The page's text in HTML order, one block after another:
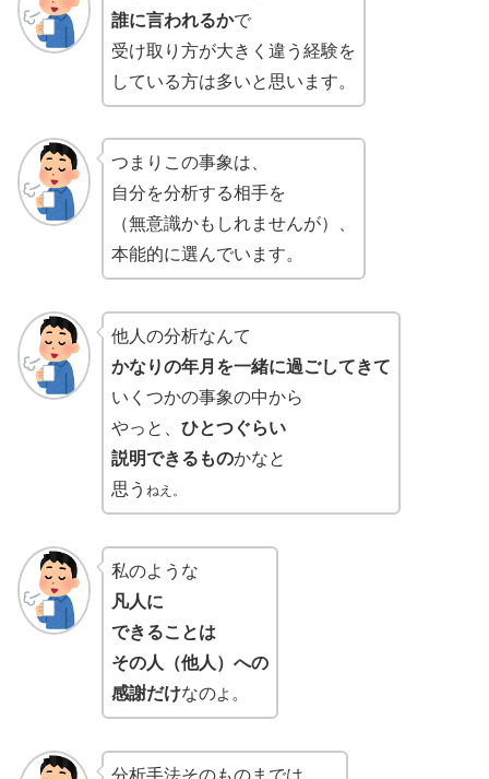
誰に言われるかで
受け取り方が大きく違う経験を
している方は多いと思います。
つまりこの事象は、
自分を分析する相手を
（無意識かもしれませんが）、
本能的に選んでいます。
他人の分析なんて
かなりの年月を一緒に過ごしてきて
いくつかの事象の中から
やっと、 ひとつぐらい
説明できるものかなと
思う ねえ。
私のような
凡人に
できることは
その人（他人）への
感謝だけなのよ 。
分析手法そのものまでは